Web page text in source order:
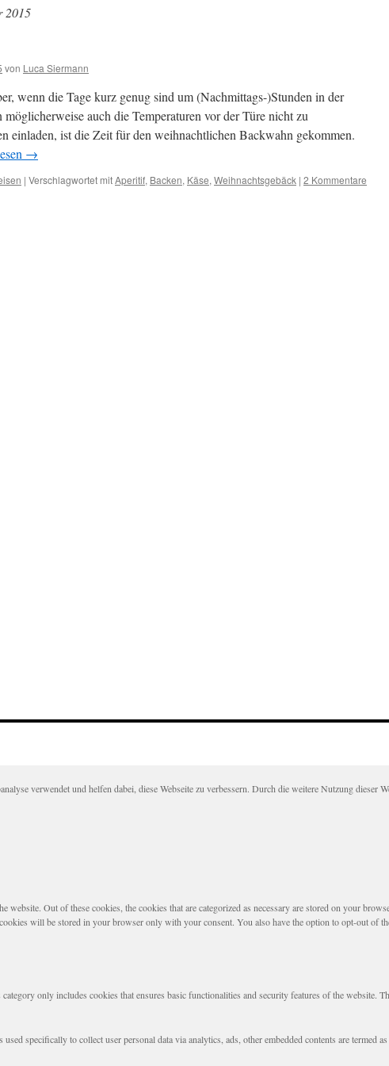
2015
von Luca Siermann
wenn die Tage kurz genug sind um (Nachmittags-)Stunden in der
auch die Temperaturen vor der Türe nicht zu
einladen, ist die Zeit für den weihnachtlichen Backwahn gekommen.
→
| Verschlagwortet mitAperitif, Backen, Käse, Weihnachtsgebäck | 2 Kommentare
verwendet und helfen dabei, diese Webseite zu verbessern. Durch die weitere Nutzung dieser
Out of these cookies, the cookies that are categorized as necessary are stored on your
will be stored in your browser only with your consent. You also have the option to opt-out of
only includes cookies that ensures basic functionalities and security features of the website.
specifically to collect user personal data via analytics, ads, other embedded contents are termed